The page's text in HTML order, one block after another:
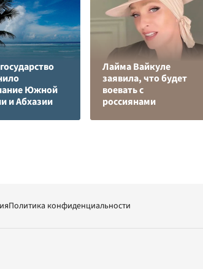
Южной
и Абхазии
Лайма Вайкуле
заявила, что будет
воевать с
россиянами
Политика конфиденциальности